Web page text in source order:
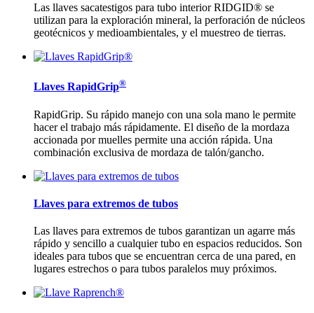
Las llaves sacatestigos para tubo interior RIDGID® se
utilizan para la exploración mineral, la perforación de núcleos
geotécnicos y medioambientales, y el muestreo de tierras.
Llaves RapidGrip®
RapidGrip. Su rápido manejo con una sola mano le permite
hacer el trabajo más rápidamente. El diseño de la mordaza
accionada por muelles permite una acción rápida. Una
combinación exclusiva de mordaza de talón/gancho.
Llaves para extremos de tubos
Las llaves para extremos de tubos garantizan un agarre más
rápido y sencillo a cualquier tubo en espacios reducidos. Son
ideales para tubos que se encuentran cerca de una pared, en
lugares estrechos o para tubos paralelos muy próximos.